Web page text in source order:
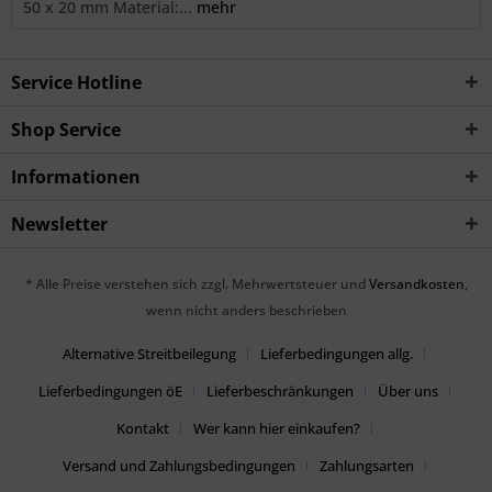
50 x 20 mm Material:... mehr
Service Hotline
Shop Service
Informationen
Newsletter
* Alle Preise verstehen sich zzgl. Mehrwertsteuer und Versandkosten,
wenn nicht anders beschrieben
Alternative Streitbeilegung
Lieferbedingungen allg.
Lieferbedingungen öE
Lieferbeschränkungen
Über uns
Kontakt
Wer kann hier einkaufen?
Versand und Zahlungsbedingungen
Zahlungsarten